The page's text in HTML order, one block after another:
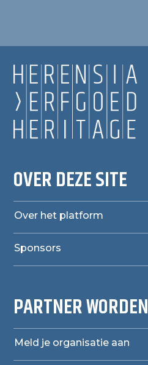
OVER DEZE SITE
Over het platform
Sponsors
PARTNER WORDEN
Meld je organisatie aan